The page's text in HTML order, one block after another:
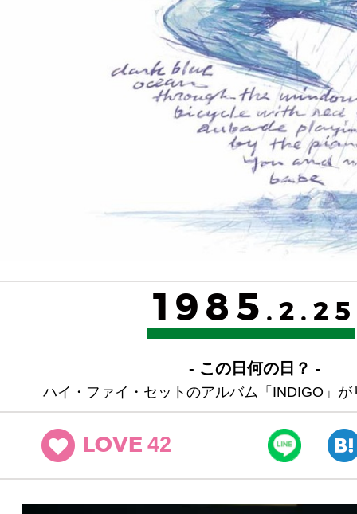
1985 .2.25
- この日何の日？ -
ハイ・ファイ・セットのアルバム「INDIGO」
LOVE 42